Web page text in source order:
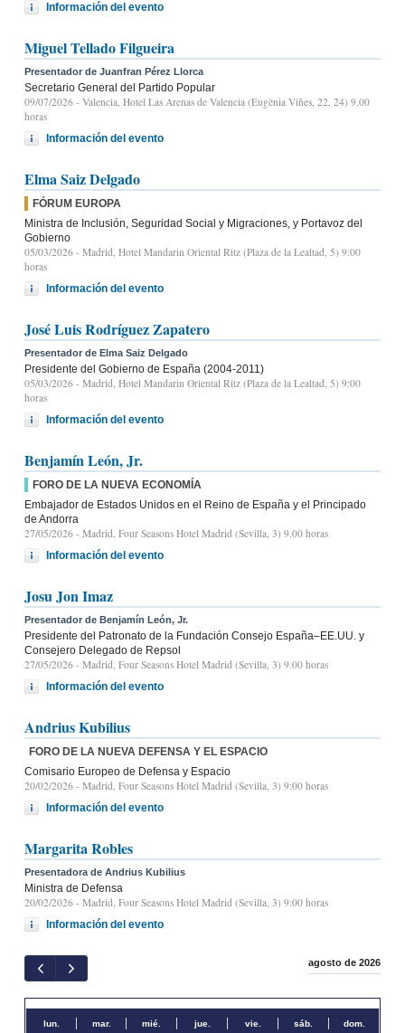
Información del evento
Miguel Tellado Filgueira
Presentador de Juanfran Pérez Llorca
Secretario General del Partido Popular
09/07/2026 - Valencia, Hotel Las Arenas de Valencia (Eugènia Viñes, 22, 24) 9.00
horas
Información del evento
Elma Saiz Delgado
FÓRUM EUROPA
Ministra de Inclusión, Seguridad Social y Migraciones, y Portavoz del
Gobierno
05/03/2026 - Madrid, Hotel Mandarin Oriental Ritz (Plaza de la Lealtad, 5) 9:00
horas
Información del evento
José Luis Rodríguez Zapatero
Presentador de Elma Saiz Delgado
Presidente del Gobierno de España (2004-2011)
05/03/2026 - Madrid, Hotel Mandarin Oriental Ritz (Plaza de la Lealtad, 5) 9:00
horas
Información del evento
Benjamín León, Jr.
FORO DE LA NUEVA ECONOMÍA
Embajador de Estados Unidos en el Reino de España y el Principado
de Andorra
27/05/2026 - Madrid, Four Seasons Hotel Madrid (Sevilla, 3) 9.00 horas
Información del evento
Josu Jon Imaz
Presentador de Benjamín León, Jr.
Presidente del Patronato de la Fundación Consejo España–EE.UU. y
Consejero Delegado de Repsol
27/05/2026 - Madrid, Four Seasons Hotel Madrid (Sevilla, 3) 9.00 horas
Información del evento
Andrius Kubilius
FORO DE LA NUEVA DEFENSA Y EL ESPACIO
Comisario Europeo de Defensa y Espacio
20/02/2026 - Madrid, Four Seasons Hotel Madrid (Sevilla, 3) 9:00 horas
Información del evento
Margarita Robles
Presentadora de Andrius Kubilius
Ministra de Defensa
20/02/2026 - Madrid, Four Seasons Hotel Madrid (Sevilla, 3) 9:00 horas
Información del evento
agosto de 2026
lun. mar. mié. jue. vie. sáb. dom.